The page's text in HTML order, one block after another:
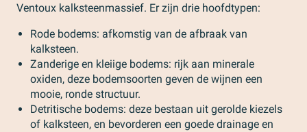
Ventoux kalksteenmassief. Er zijn drie hoofdtypen:
Rode bodems: afkomstig van de afbraak van
kalksteen.
Zanderige en kleiige bodems: rijk aan minerale
oxiden, deze bodemsoorten geven de wijnen een
mooie, ronde structuur.
Detritische bodems: deze bestaan uit gerolde kiezels
of kalksteen, en bevorderen een goede drainage en